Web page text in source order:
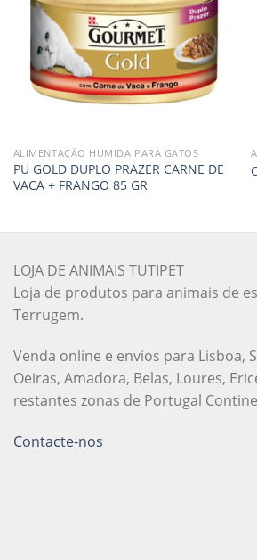
ALIMENTAÇÃO HUMIDA PARA GATOS
PU GOLD DUPLO PRAZER CARNE DE
VACA + FRANGO 85 GR
LOJA DE ANIMAIS TUTIPET
Loja de produtos para animais de
Terrugem.
Venda online e envios para Lisboa,
Oeiras, Amadora, Belas, Loures,
restantes zonas de Portugal
Contacte-nos